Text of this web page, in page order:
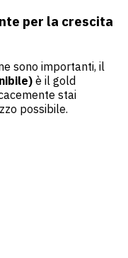
per la crescita
sono importanti, il
è il gold
stai
possibile.